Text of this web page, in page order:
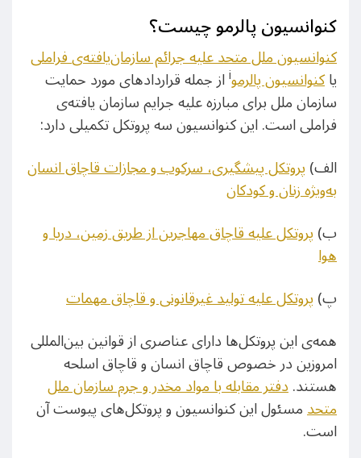
کنوانسیون پالرمو چیست؟
کنوانسیون ملل متحد علیه جرائم سازمان‌یافته‌یفراملی
یاکنوانسیون پالرموiاز جمله قرارداد‌های مورد حمایت
سازمان ملل برای مبارزه علیه جرایم سازمان یافته‌ی
فراملی است. این کنوانسیون سه پروتکل تکمیلی دارد:
الف)پروتکل پیشگیری، سرکوب و مجازات قاچاق انسان
به‌ویژه زنان و کودکان
ب)پروتکل علیه قاچاق مهاجرین از طریق زمین، دریا و
هوا
پ)پروتکل علیه تولید غیرقانونی و قاچاق مهمات
همه‌ی این پروتکل‌ها دارای عناصری از قوانین بین‌المللی
امروزین در خصوص قاچاق انسان و قاچاق اسلحه
هستند.دفتر مقابله با مواد مخدر و جرم سازمان ملل
متحدمسئول این کنوانسیون و پروتکل‌های پیوست آن
است.